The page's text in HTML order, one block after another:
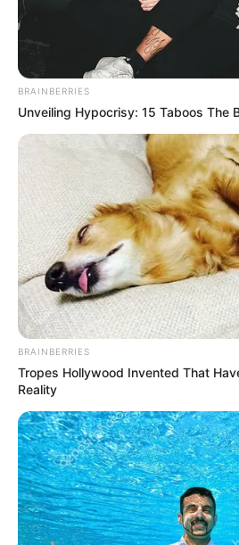
BRAINBERRIES
Unveiling Hypocrisy: 15 Taboos The
BRAINBERRIES
Tropes Hollywood Invented That
Reality